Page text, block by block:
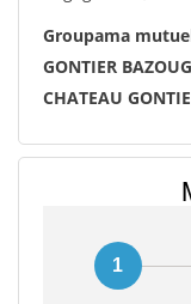
Groupama
GONTIER
CHATEAU